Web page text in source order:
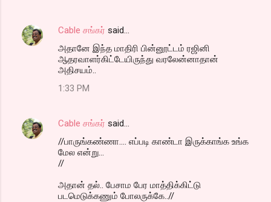
Cable சங்கர் said…
அதானே இந்த மாதிரி பின்னூட்டம் ரஜினி
ஆதரவாளர்கிட்டேயிருந்து வரலேன்னாதான்
அதிசயம்..
1:33 PM
Cable சங்கர் said…
//பாருங்கண்ணா.... எப்படி காண்டா இருக்காங்க உங்க
மேல என்று...
//
அதான் தல்.. பேசாம பேர மாத்திக்கிட்டு
படமெடுக்கணும் போலருக்கே..//